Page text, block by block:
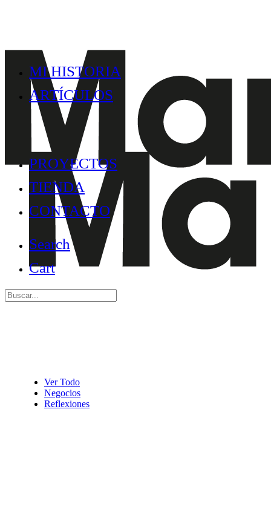
MI HISTORIA
ARTÍCULOS
PROYECTOS
TIENDA
CONTACTO
Search
Cart
Ver Todo
Negocios
Reflexiones